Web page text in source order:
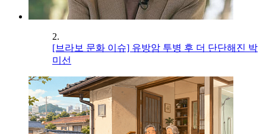
2.
[브라보 문화 이슈] 유방암 투병 후 더 단단해진 박
미선